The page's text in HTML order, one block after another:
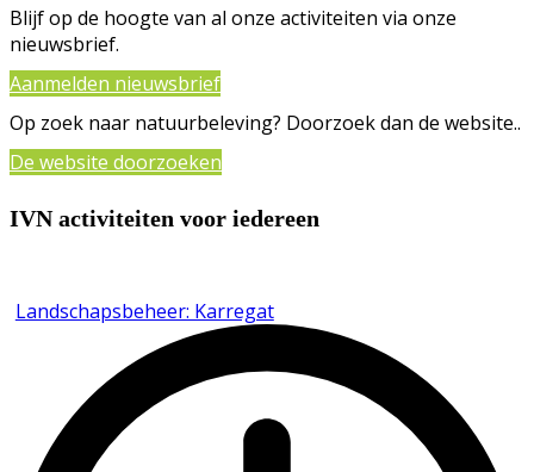
Blijf op de hoogte van al onze activiteiten via onze
nieuwsbrief.
Aanmelden nieuwsbrief
Op zoek naar natuurbeleving? Doorzoek dan de website..
De website doorzoeken
IVN activiteiten voor iedereen
Landschapsbeheer: Karregat